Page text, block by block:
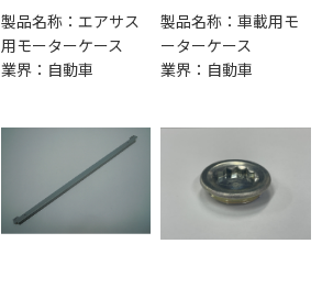
製品名称：エアサス
用モーターケース
業界：自動車
製品名称：車載用モ
ーターケース
業界：自動車